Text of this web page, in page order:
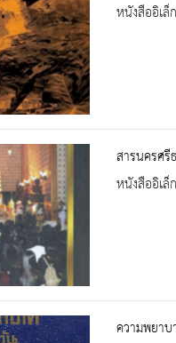
หนังสืออิเ
สารนครศ
หนังสืออิเ
ความพยา